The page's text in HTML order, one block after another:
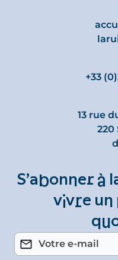
+33
13 rue
220
S’abonner à
vivre un